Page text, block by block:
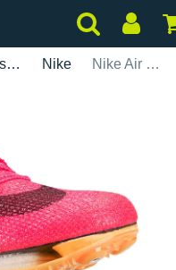
Atletismo Nike Nike Air Zoom Victory Herren